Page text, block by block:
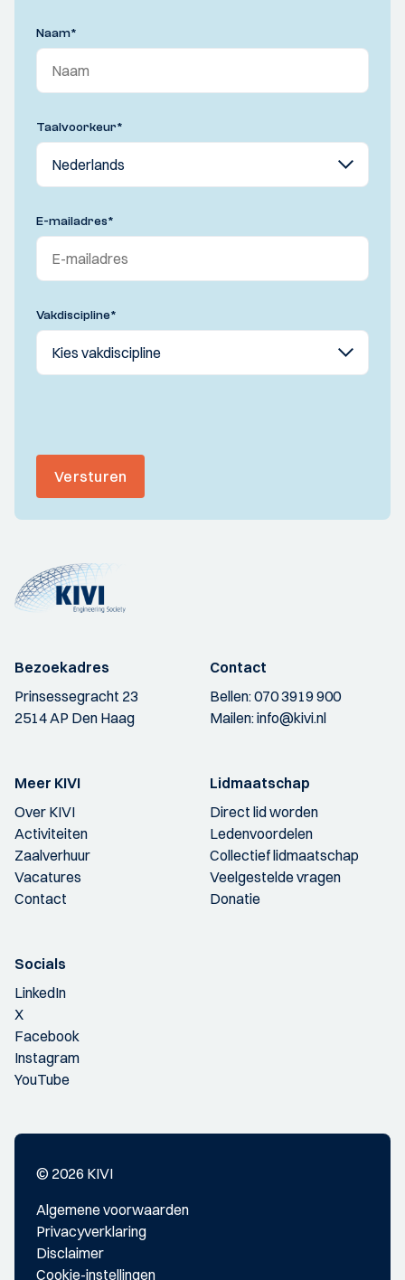
Naam*
Taalvoorkeur*
E-mailadres*
Vakdiscipline*
Versturen
Bezoekadres
Prinsessegracht 23
2514 AP Den Haag
Contact
Bellen:070 3919 900
Mailen:info@kivi.nl
Meer KIVI
Over KIVI
Activiteiten
Zaalverhuur
Vacatures
Contact
Lidmaatschap
Direct lid worden
Ledenvoordelen
Collectief lidmaatschap
Veelgestelde vragen
Donatie
Socials
LinkedIn
X
Facebook
Instagram
YouTube
© 2026 KIVI
Algemene voorwaarden
Privacyverklaring
Disclaimer
Cookie-instellingen